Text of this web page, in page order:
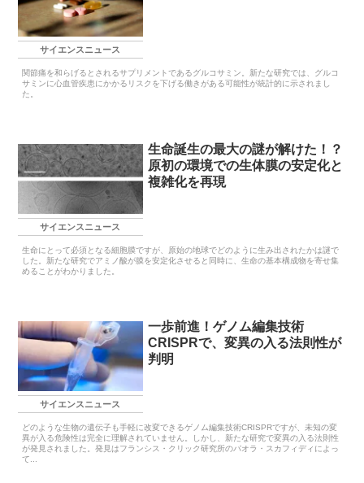
サイエンスニュース
関節痛を和らげるとされるサプリメントであるグルコサミン。新たな研究では、グルコ
サミンに心血管疾患にかかるリスクを下げる働きがある可能性が統計的に示されまし
た。
サイエンスニュース
生命誕生の最大の謎が解けた！？
原初の環境での生体膜の安定化と
複雑化を再現
生命にとって必須となる細胞膜ですが、原始の地球でどのように生み出されたかは謎で
した。新たな研究でアミノ酸が膜を安定化させると同時に、生命の基本構成物を寄せ集
めることがわかりました。
サイエンスニュース
一歩前進！ゲノム編集技術
CRISPRで、変異の入る法則性が
判明
どのような生物の遺伝子も手軽に改変できるゲノム編集技術CRISPRですが、未知の変
異が入る危険性は完全に理解されていません。しかし、新たな研究で変異の入る法則性
が発見されました。発見はフランシス・クリック研究所のパオラ・スカフィディによっ
て...